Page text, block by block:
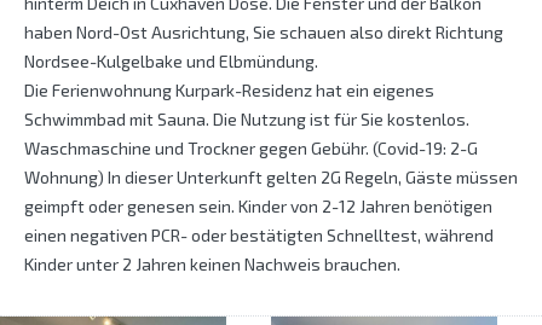
haben Nord-Ost Ausrichtung, Sie schauen also direkt Richtung
Nordsee-Kulgelbake und Elbmündung.
Die Ferienwohnung Kurpark-Residenz hat ein eigenes
Schwimmbad mit Sauna. Die Nutzung ist für Sie kostenlos.
Waschmaschine und Trockner gegen Gebühr. (Covid-19: 2-G
Wohnung) In dieser Unterkunft gelten 2G Regeln, Gäste müssen
geimpft oder genesen sein. Kinder von 2-12 Jahren benötigen
einen negativen PCR- oder bestätigten Schnelltest, während
Kinder unter 2 Jahren keinen Nachweis brauchen.